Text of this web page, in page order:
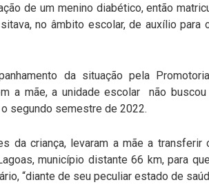
de um menino diabético, então
no âmbito escolar, de auxílio para
da situação pela
a mãe, a unidade escolar não buscou
segundo semestre de 2022.
da criança, levaram a mãe a transferir
município distante 66 km, para
“diante de seu peculiar estado de